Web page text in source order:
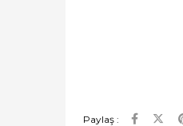
Paylaş :